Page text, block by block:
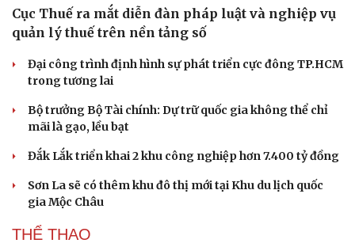
Kể chuyện cho bé
Hạt giống tâm hồn
Cục Thuế ra mắt diễn đàn pháp luật và nghiệp vụ
quản lý thuế trên nền tảng số
Đại công trình định hình sự phát triển cực đông TP.HCM
trong tương lai
Bộ trưởng Bộ Tài chính: Dự trữ quốc gia không thể chỉ
mãi là gạo, lều bạt
Đắk Lắk triển khai 2 khu công nghiệp hơn 7.400 tỷ đồng
Sơn La sẽ có thêm khu đô thị mới tại Khu du lịch quốc
gia Mộc Châu
THỂ THAO